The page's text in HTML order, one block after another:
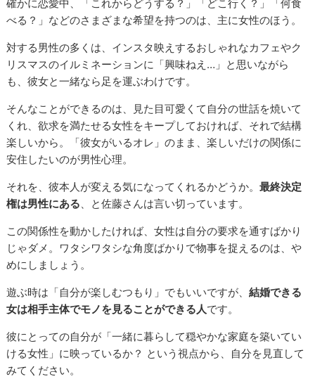
確かに恋愛中、「これからどうする？」「どこ行く？」「何食
べる？」などのさまざまな希望を持つのは、主に女性のほう。
対する男性の多くは、インスタ映えするおしゃれなカフェやク
リスマスのイルミネーションに「興味ねえ…」と思いながら
も、彼女と一緒なら足を運ぶわけです。
そんなことができるのは、見た目可愛くて自分の世話を焼いて
くれ、欲求を満たせる女性をキープしておければ、それで結構
楽しいから。「彼女がいるオレ」のまま、楽しいだけの関係に
安住したいのが男性心理。
それを、彼本人が変える気になってくれるかどうか。最終決定
権は男性にある、と佐藤さんは言い切っています。
この関係性を動かしたければ、女性は自分の要求を通すばかり
じゃダメ。ワタシワタシな角度ばかりで物事を捉えるのは、や
めにしましょう。
遊ぶ時は「自分が楽しむつもり」でもいいですが、結婚できる
女は相手主体でモノを見ることができる人です。
彼にとっての自分が「一緒に暮らして穏やかな家庭を築いてい
ける女性」に映っているか？ という視点から、自分を見直して
みてください。